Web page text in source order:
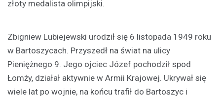
złoty medalista olimpijski.
Zbigniew Lubiejewski urodził się 6 listopada 1949 roku
w Bartoszycach. Przyszedł na świat na ulicy
Pieniężnego 9. Jego ojciec Józef pochodził spod
Łomży, działał aktywnie w Armii Krajowej. Ukrywał się
wiele lat po wojnie, na końcu trafił do Bartoszyc i